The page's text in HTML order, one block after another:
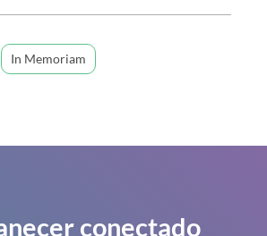
In Memoriam
conectado